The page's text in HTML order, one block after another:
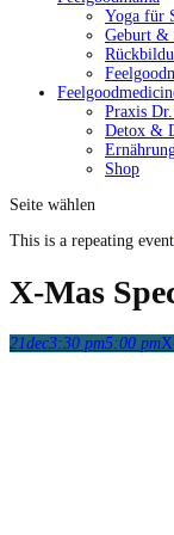
Yoga für
Geburt &
Praxis
Detox &
Shop
Seite wählen
This is a repeating event
X-Mas
21dec3:30 pm5:00 pm